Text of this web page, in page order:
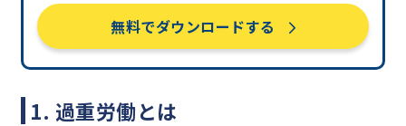
無料でダウンロードする
1. 過重労働とは